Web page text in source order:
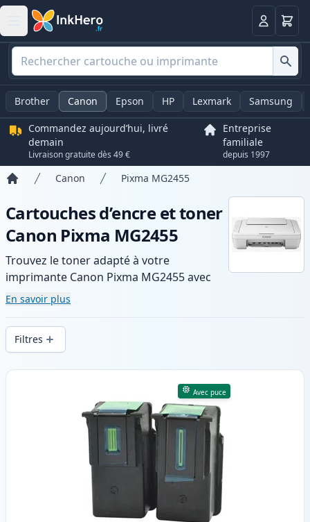
Panier
Brother Canon Epson HP Lexmark Samsung
Commandez aujourd’hui, livré
demain
Livraison gratuite dès 49 €
Entreprise
familiale
depuis 1997
Canon Pixma MG2455
Cartouches d’encre et toner
Canon Pixma MG2455
Trouvez le toner adapté à votre
imprimante Canon Pixma MG2455 avec
notre gamme de cartouches compatibles
et haute capacité. Profitez d’une qualité
d’impression constante et d’une livraison
rapide depuis un stock local en .
En savoir plus
Filtres
Produits
Avec puce